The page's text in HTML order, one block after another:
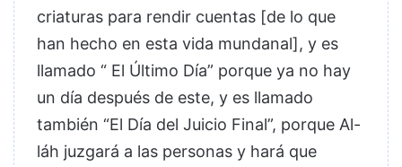
criaturas para rendir cuentas [de lo que
han hecho en esta vida mundanal], y es
llamado “ El Último Día” porque ya no hay
un día después de este, y es llamado
también “El Día del Juicio Final”, porque Al-
láh juzgará a las personas y hará que